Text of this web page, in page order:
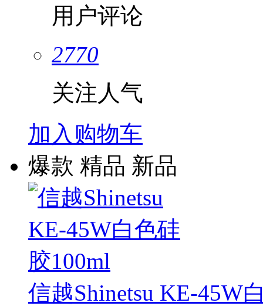
用户评论
2770
关注人气
加入购物车
爆款 精品 新品
信越Shinetsu KE-45W